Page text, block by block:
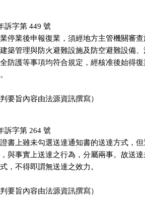
訴字第 449 號
停業後申報復業，須經地方主管機關審
築管理與防火避難設施及防空避難設備
全防護等事項均符合規定，經核准後始得
判要旨內容由法源資訊撰寫）
訴字第 264 號
書上雖未勾選送達通知書的送達方式，
與事實上送達之行為，分屬兩事。故送
，不得即謂無送達之效力。
判要旨內容由法源資訊撰寫）